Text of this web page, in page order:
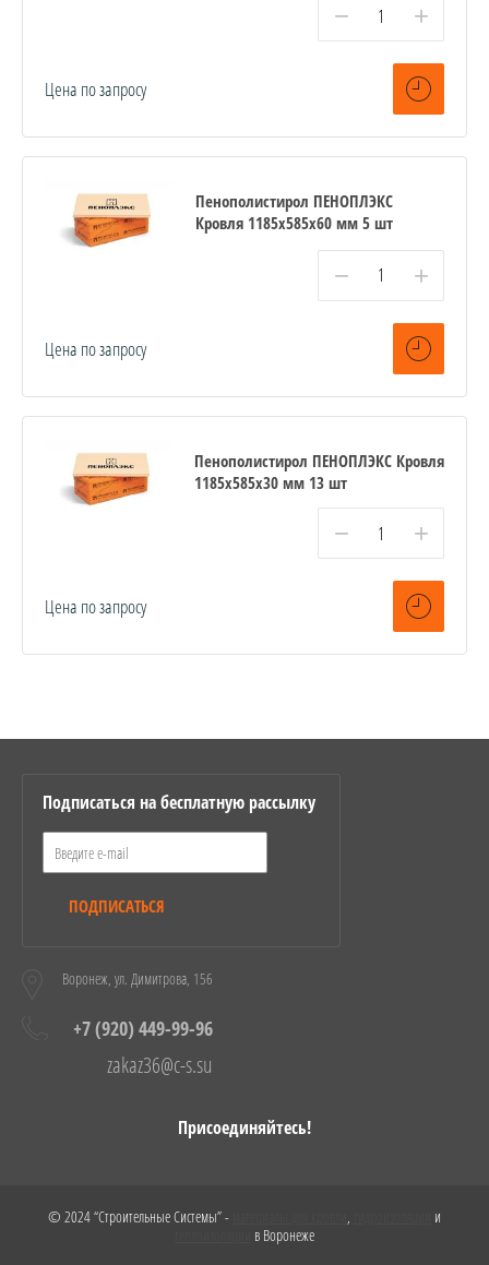
− +
Цена по запросу
Пенополистирол ПЕНОПЛЭКС
Кровля 1185х585х60 мм 5 шт
− +
Цена по запросу
Пенополистирол ПЕНОПЛЭКС Кровля
1185х585х30 мм 13 шт
− +
Цена по запросу
Подписаться на бесплатную рассылку
ПОДПИСАТЬСЯ
Воронеж, ул. Димитрова, 156
+7 (920) 449-99-96
zakaz36@c-s.su
Присоединяйтесь!
© 2024 “Строительные Системы” - ,
и
в Воронеже